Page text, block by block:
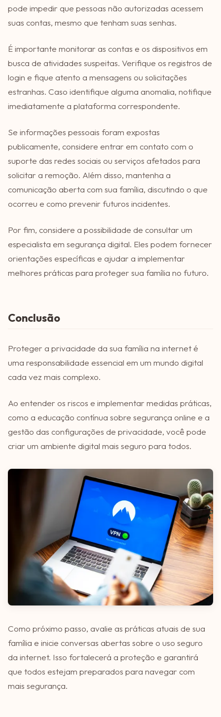
pode impedir que pessoas não autorizadas acessem
suas contas, mesmo que tenham suas senhas.
É importante monitorar as contas e os dispositivos em
busca de atividades suspeitas. Verifique os registros de
login e fique atento a mensagens ou solicitações
estranhas. Caso identifique alguma anomalia, notifique
imediatamente a plataforma correspondente.
Se informações pessoais foram expostas
publicamente, considere entrar em contato com o
suporte das redes sociais ou serviços afetados para
solicitar a remoção. Além disso, mantenha a
comunicação aberta com sua família, discutindo o que
ocorreu e como prevenir futuros incidentes.
Por fim, considere a possibilidade de consultar um
especialista em segurança digital. Eles podem fornecer
orientações específicas e ajudar a implementar
melhores práticas para proteger sua família no futuro.
Conclusão
Proteger a privacidade da sua família na internet é
uma responsabilidade essencial em um mundo digital
cada vez mais complexo.
Ao entender os riscos e implementar medidas práticas,
como a educação contínua sobre segurança online e a
gestão das configurações de privacidade, você pode
criar um ambiente digital mais seguro para todos.
Como próximo passo, avalie as práticas atuais de sua
família e inicie conversas abertas sobre o uso seguro
da internet. Isso fortalecerá a proteção e garantirá
que todos estejam preparados para navegar com
mais segurança.